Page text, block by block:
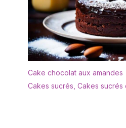
Cake chocolat aux amandes
Cakes sucrés Cakes sucrés